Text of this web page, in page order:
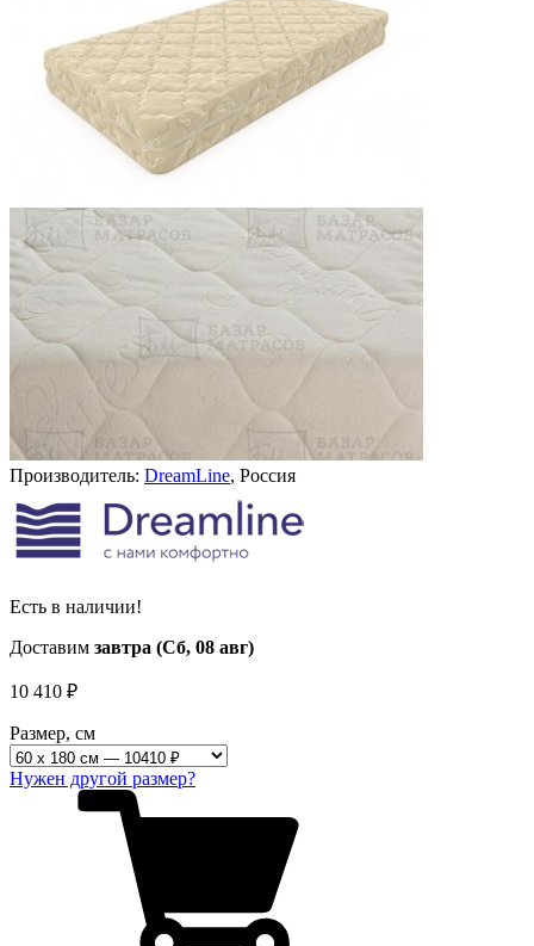
Производитель: DreamLine, Россия
Есть в наличии!
Доставим завтра (Сб, 08 авг)
10 410 ₽
Размер, см
Нужен другой размер?